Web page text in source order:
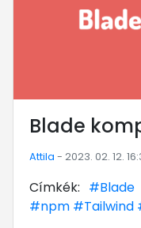
Blade
Attila - 2023. 02. 12.
Címkék: #Blade
#npm #Tailwind